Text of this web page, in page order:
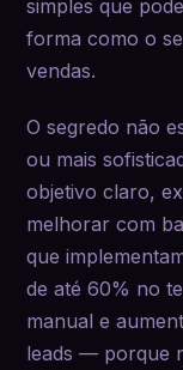
simples que
forma como o
vendas.
O segredo não
ou mais
objetivo claro,
melhorar com
que
de até 60% no
manual e
leads — porque